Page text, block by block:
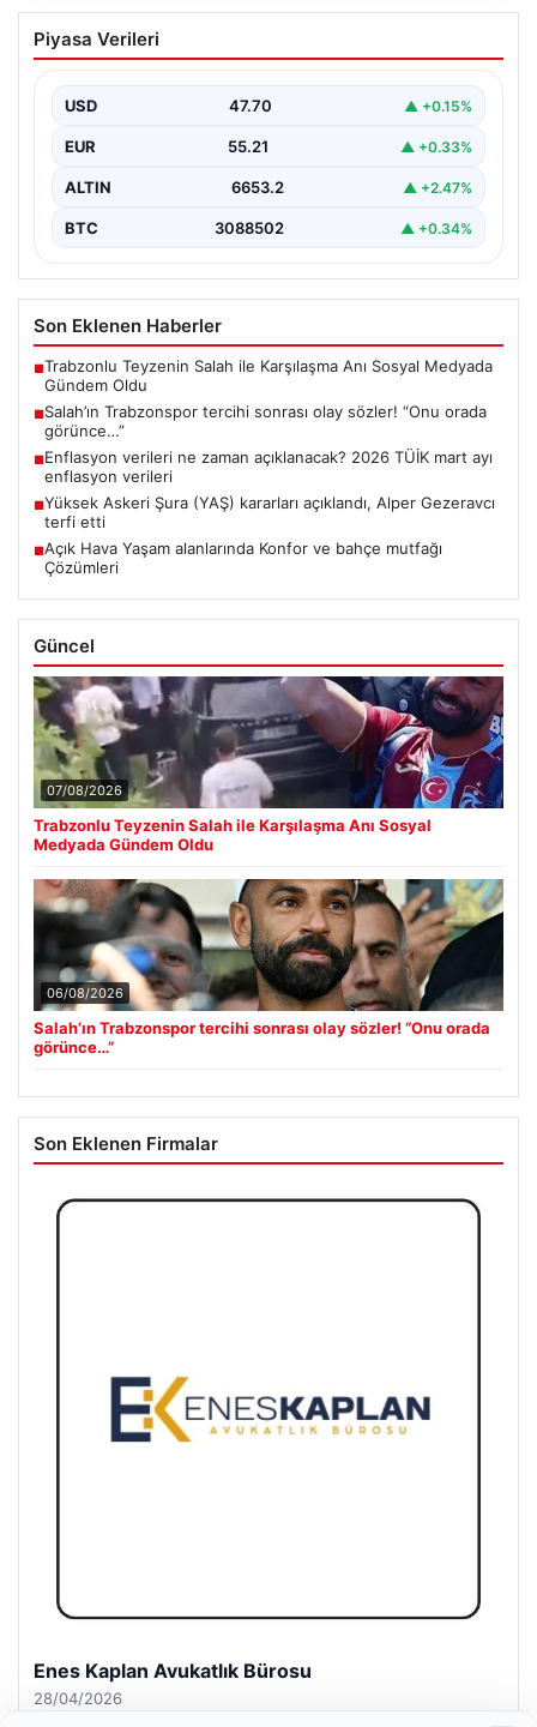
Salah’ın Trabzonspor tercihi sonrası
olay sözler! “Onu orada görünce…”
Piyasa Verileri
USD 47.70 ▲ +0.15%
EUR 55.21 ▲ +0.33%
ALTIN 6653.2 ▲ +2.47%
BTC 3088502 ▲ +0.34%
Son Eklenen Haberler
■Trabzonlu Teyzenin Salah ile Karşılaşma Anı Sosyal Medyada
Gündem Oldu
■Salah’ın Trabzonspor tercihi sonrası olay sözler! “Onu orada
görünce…”
■Enflasyon verileri ne zaman açıklanacak? 2026 TÜİK mart ayı
enflasyon verileri
■Yüksek Askeri Şura (YAŞ) kararları açıklandı, Alper Gezeravcı
terfi etti
■Açık Hava Yaşam alanlarında Konfor ve bahçe mutfağı
Çözümleri
Güncel
07/08/2026
Trabzonlu Teyzenin Salah ile Karşılaşma Anı Sosyal
Medyada Gündem Oldu
06/08/2026
Salah’ın Trabzonspor tercihi sonrası olay sözler! “Onu orada
görünce…”
Son Eklenen Firmalar
Enes Kaplan Avukatlık Bürosu
28/04/2026